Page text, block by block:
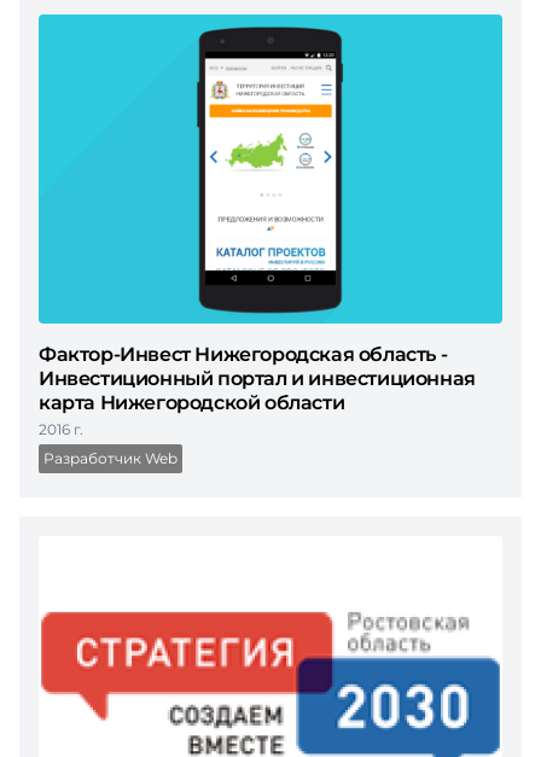
Фактор-Инвест Нижегородская область -
Инвестиционный портал и инвестиционная
карта Нижегородской области
2016 г.
Разработчик Web